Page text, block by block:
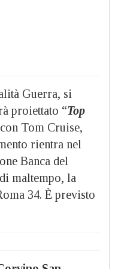
Guerra, si
proiettato “Top
Tom Cruise,
rientra nel
Banca del
maltempo, la
34. È previsto